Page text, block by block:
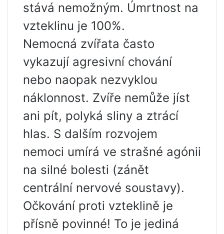
stává nemožným. Úmrtnost na
vzteklinu je 100%.
Nemocná zvířata často
vykazují agresivní chování
nebo naopak nezvyklou
náklonnost. Zvíře nemůže jíst
ani pít, polyká sliny a ztrácí
hlas. S dalším rozvojem
nemoci umírá ve strašné agónii
na silné bolesti (zánět
centrální nervové soustavy).
Očkování proti vzteklině je
přísně povinné! To je jediná